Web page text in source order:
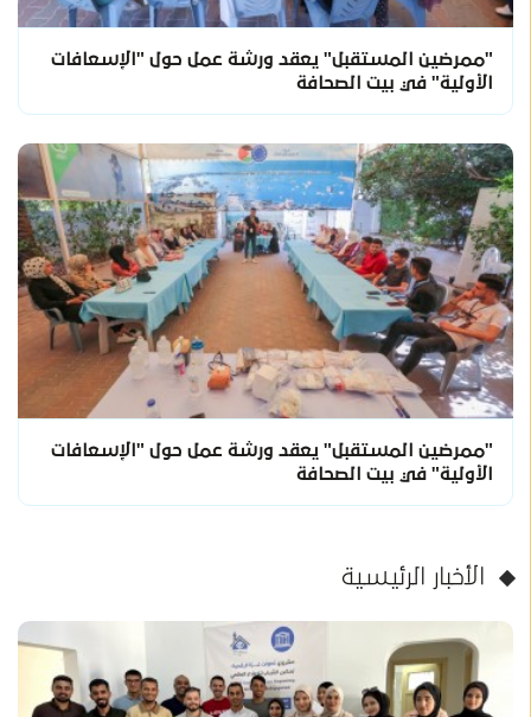
"ممرضين المستقبل" يعقد ورشة عمل حول "الإسعافات
الأولية" في بيت الصحافة
"ممرضين المستقبل" يعقد ورشة عمل حول "الإسعافات
الأولية" في بيت الصحافة
الأخبار الرئيسية